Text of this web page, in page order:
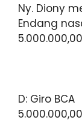
Ny. Diony
Endang
5.000.000,00
D:
5.000.000,00